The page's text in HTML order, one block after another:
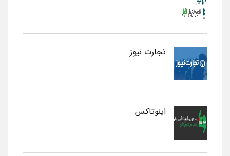
تجارت نیوز
اینوتاکس